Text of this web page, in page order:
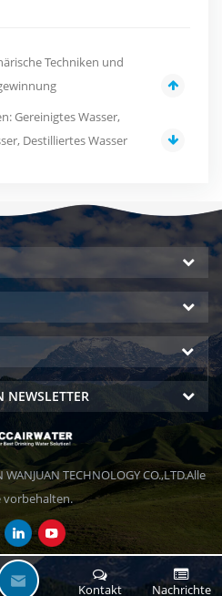
Techniken und
Gereinigtes Wasser,
Destilliertes Wasser
NEWSLETTER
TECHNOLOGY CO.,LTD.Alle
vorbehalten.
Nachrichte
Kontakt
H